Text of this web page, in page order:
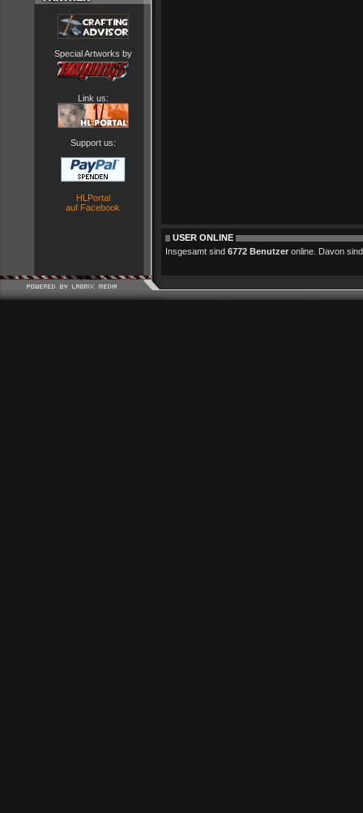
Special Artworks by
Link us:
Support us:
HLPortal
auf Facebook
USER ONLINE
Insgesamt sind 6772 Benutzer online. Davon